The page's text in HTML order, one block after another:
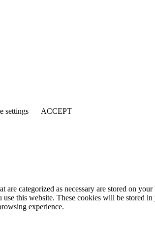
settings
ACCEPT
categorized as necessary are stored on your
this website. These cookies will be stored
experience.